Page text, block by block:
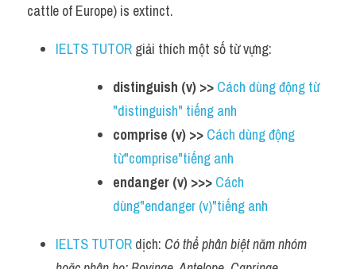
cattle of Europe) is extinct.
IELTS TUTOR giải thích một số từ vựng:
distinguish (v) >> Cách dùng động từ
"distinguish" tiếng anh
comprise (v) >> Cách dùng động
từ"comprise"tiếng anh
endanger (v) >>> Cách
dùng"endanger (v)"tiếng anh
IELTS TUTOR dịch: Có thể phân biệt năm nhóm